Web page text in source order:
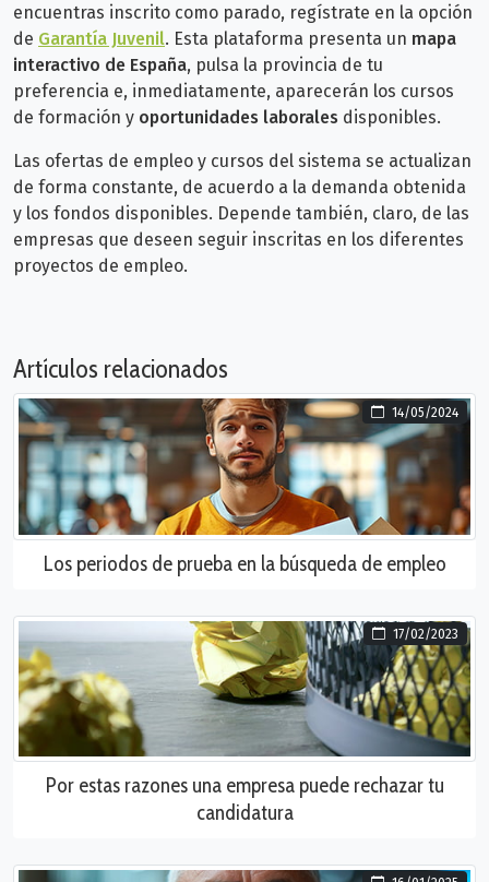
encuentras inscrito como parado, regístrate en la opción
de Garantía Juvenil. Esta plataforma presenta un mapa
interactivo de España, pulsa la provincia de tu
preferencia e, inmediatamente, aparecerán los cursos
de formación y oportunidades laborales disponibles.
Las ofertas de empleo y cursos del sistema se actualizan
de forma constante, de acuerdo a la demanda obtenida
y los fondos disponibles. Depende también, claro, de las
empresas que deseen seguir inscritas en los diferentes
proyectos de empleo.
Artículos relacionados
14/05/2024
Los periodos de prueba en la búsqueda de empleo
17/02/2023
Por estas razones una empresa puede rechazar tu
candidatura